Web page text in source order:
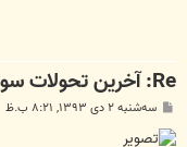
Re: آخرين تحولات سوريه
پ
ت
سه‌شنبه ۲ دی ۱۳۹۳, ۸:۲۱ ب.ظ